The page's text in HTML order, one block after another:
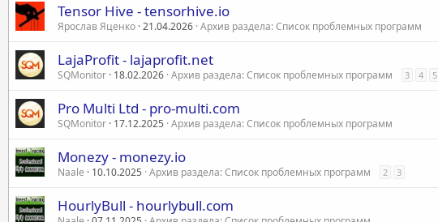
Tensor Hive - tensorhive.io
Ярослав Яценко 21.04.2026 Архив раздела: Список проблемных программ
LajaProfit - lajaprofit.net
SQMonitor 18.02.2026 Архив раздела: Список проблемных программ 3 4 5
Pro Multi Ltd - pro-multi.com
SQMonitor 17.12.2025 Архив раздела: Список проблемных программ
Monezy - monezy.io
Naale 10.10.2025 Архив раздела: Список проблемных программ 2 3
HourlyBull - hourlybull.com